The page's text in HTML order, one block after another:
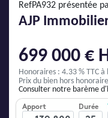
AJP Actualités
Service Qualité Clients
RefPA932 présentée
AJP
699 000 €
Honoraires : 4.33 % TTC à
Prix du bien hors
Consulter notre barème